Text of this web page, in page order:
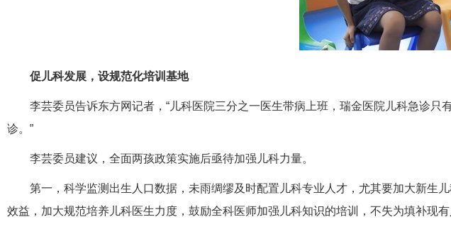
促儿科发展，设规范化培训基地
李芸委员告诉东方网记者，“儿科医院三分之一医生带病上班，瑞金医院儿科急诊
诊。”
李芸委员建议，全面两孩政策实施后亟待加强儿科力量。
第一，科学监测出生人口数据，未雨绸缪及时配置儿科专业人才，尤其要加大新生
效益，加大规范培养儿科医生力度，鼓励全科医师加强儿科知识的培训，不失为填补现有